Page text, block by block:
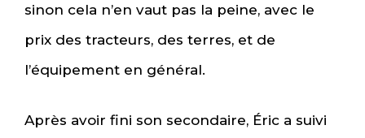
sinon cela n’en vaut pas la peine, avec le
prix des tracteurs, des terres, et de
l’équipement en général.
Après avoir fini son secondaire, Éric a suivi